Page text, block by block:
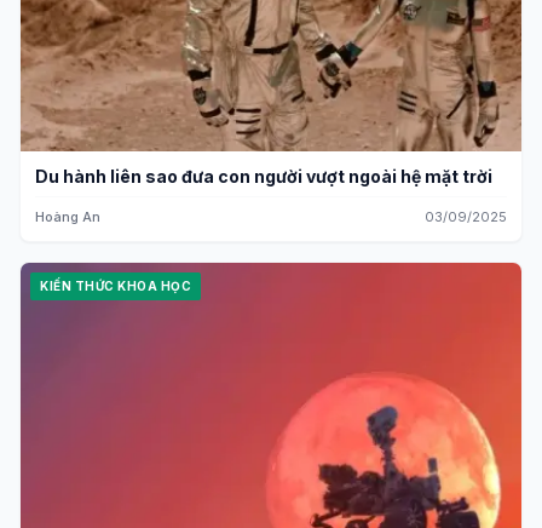
Du hành liên sao đưa con người vượt ngoài hệ mặt trời
Hoàng An 03/09/2025
KIẾN THỨC KHOA HỌC